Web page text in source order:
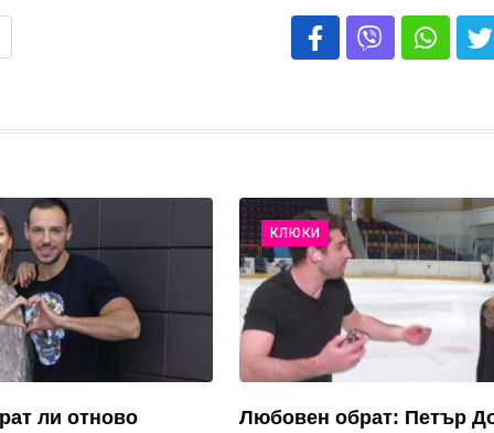
ли отново
КЛЮКИ
Любовен обрат: Петър